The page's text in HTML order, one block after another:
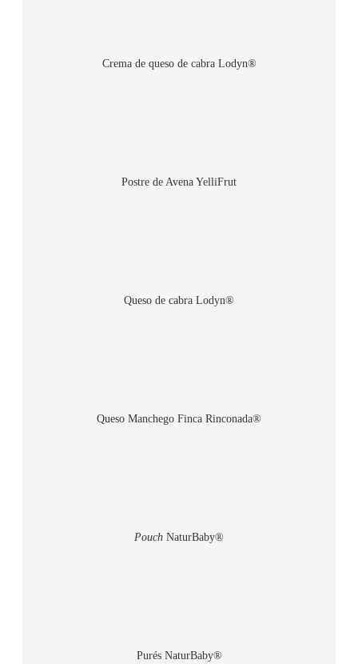
Crema de queso de cabra Lodyn®
Postre de Avena YelliFrut
Queso de cabra Lodyn®
Queso Manchego Finca Rinconada®
Pouch NaturBaby®
Purés NaturBaby®